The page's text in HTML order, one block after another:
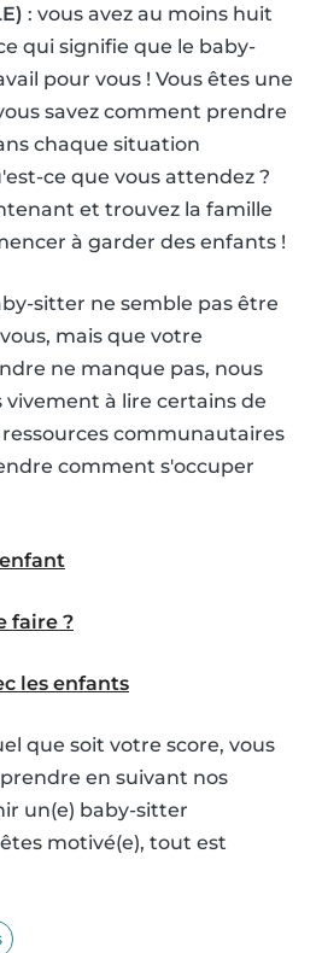
: vous avez au moins huit
qui signifie que le baby-
pour vous ! Vous êtes une
savez comment prendre
chaque situation
ce que vous attendez ?
et trouvez la famille
à garder des enfants !
sitter ne semble pas être
mais que votre
ne manque pas, nous
vivement à lire certains de
communautaires
comment s'occuper
faire ?
les enfants
que soit votre score, vous
en suivant nos
un(e) baby-sitter
motivé(e), tout est